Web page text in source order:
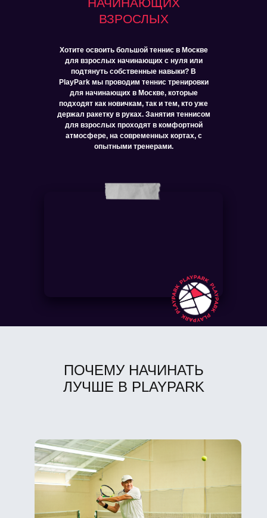
Хотите освоить большой теннис в Москве
для взрослых начинающих с нуля или
подтянуть собственные навыки? В
PlayPark мы проводим теннис тренировки
для начинающих в Москве, которые
подходят как новичкам, так и тем, кто уже
держал ракетку в руках. Занятия теннисом
для взрослых проходят в комфортной
атмосфере, на современных кортах, с
опытными тренерами.
ВЗРОСЛЫХ
ПОЧЕМУ НАЧИНАТЬ
ЛУЧШЕ В PLAYPARK